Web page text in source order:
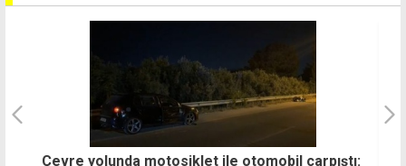
Çevre yolunda motosiklet ile otomobil çarpıştı: